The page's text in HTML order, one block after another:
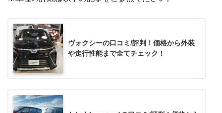
ヴォクシーの口コミ/評判！価格から外装
や走行性能まで全てチェック！